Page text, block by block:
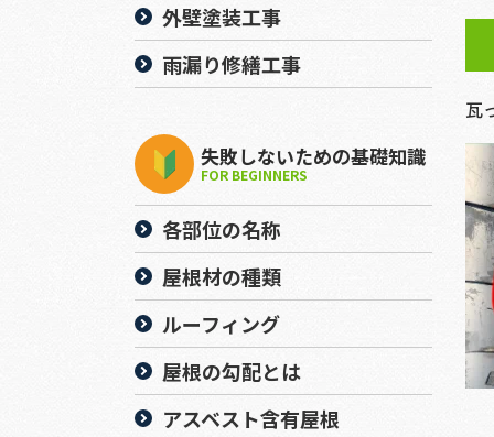
瓦
外壁塗装工事
雨漏り修繕工事
失敗しないための基礎知識
FOR BEGINNERS
各部位の名称
屋根材の種類
ルーフィング
屋根の勾配とは
アスベスト含有屋根